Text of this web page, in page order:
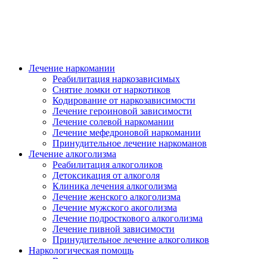
Лечение наркомании
Реабилитация наркозависимых
Снятие ломки от наркотиков
Кодирование от наркозависимости
Лечение героиновой зависимости
Лечение солевой наркомании
Лечение мефедроновой наркомании
Принудительное лечение наркоманов
Лечение алкоголизма
Реабилитация алкоголиков
Детоксикация от алкоголя
Клиника лечения алкоголизма
Лечение женского алкоголизма
Лечение мужского акоголизма
Лечение подросткового алкоголизма
Лечение пивной зависимости
Принудительное лечение алкоголиков
Наркологическая помощь